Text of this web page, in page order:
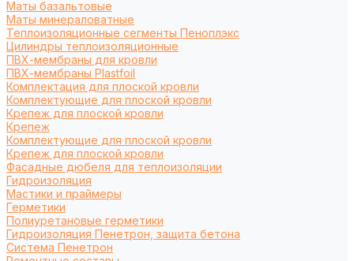
Маты базальтовые
Маты минераловатные
Теплоизоляционные сегменты Пеноплэкс
Цилиндры теплоизоляционные
ПВХ-мембраны для кровли
ПВХ-мембраны Plastfoil
Комплектация для плоской кровли
Комплектующие для плоской кровли
Крепеж для плоской кровли
Крепеж
Комплектующие для плоской кровли
Крепеж для плоской кровли
Фасадные дюбеля для теплоизоляции
Гидроизоляция
Мастики и праймеры
Герметики
Полиуретановые герметики
Гидроизоляция Пенетрон, защита бетона
Система Пенетрон